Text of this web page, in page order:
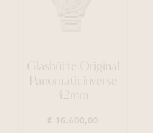
Glashütte Original
Panomaticinverse
42mm
€ 16.400,00